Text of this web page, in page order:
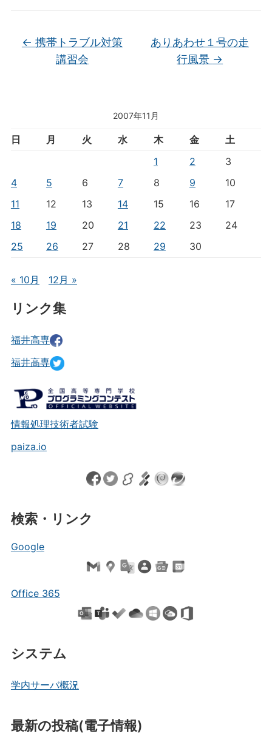
2007年11月
日 月 火 水 木 金
土
1
2
3
4
5 6 7 8 9
10
11
12 13 14 15 16
17
18
19 20 21 22 23
24
25
26 27 28 29 30
« 10月 12月 »
リンク集
福井高専
福井高専
情報処理技術者試験
paiza.io
検索・リンク
Google
Office 365
← 携帯トラブル対策
講習会
ありあわせ１号の走
行風景 →
システム
学内サーバ概況
最新の投稿(電子情報)